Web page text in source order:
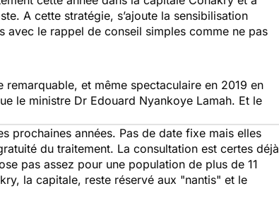
A cette stratégie, s’ajoute la sensibilisation
avec le rappel de conseil simples comme ne pas
et même spectaculaire en 2019 en
le ministre Dr Edouard Nyankoye Lamah. Et le
prochaines années. Pas de date fixe mais elles
du traitement. La consultation est certes déjà
pas assez pour une population de plus de 11
la capitale, reste réservé aux "nantis" et le